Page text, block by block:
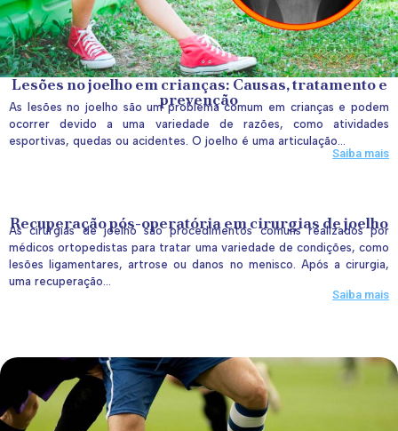
Lesões no joelho em crianças: Causas, tratamento e
prevenção
As lesões no joelho são um problema comum em crianças e podem
ocorrer devido a uma variedade de razões, como atividades
esportivas, quedas ou acidentes. O joelho é uma articulação...
Saiba mais
Recuperação pós-operatória em cirurgias de joelho
As cirurgias de joelho são procedimentos comuns realizados por
médicos ortopedistas para tratar uma variedade de condições, como
lesões ligamentares, artrose ou danos no menisco. Após a cirurgia,
uma recuperação...
Saiba mais